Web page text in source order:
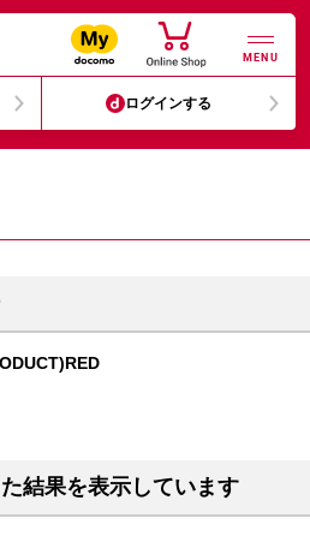
MENU
ログインする
結果を表示しています